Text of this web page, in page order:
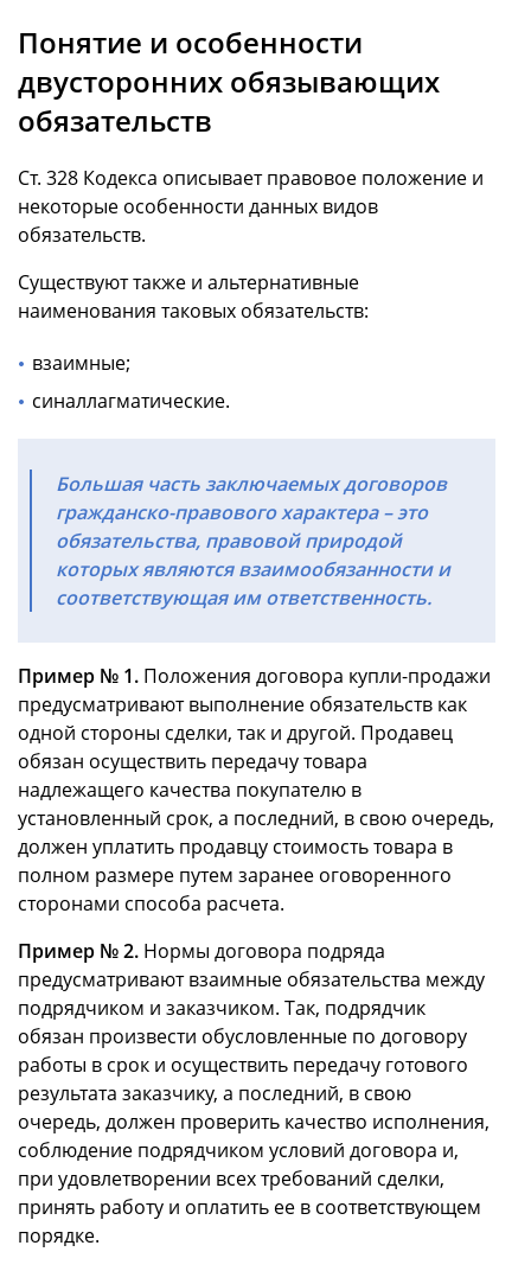
Понятие и особенности
двусторонних обязывающих
обязательств
Ст. 328 Кодекса описывает правовое положение и
некоторые особенности данных видов
обязательств.
Существуют также и альтернативные
наименования таковых обязательств:
взаимные;
синаллагматические.
Большая часть заключаемых договоров
гражданско-правового характера – это
обязательства, правовой природой
которых являются взаимообязанности и
соответствующая им ответственность.
Пример № 1. Положения договора купли-продажи
предусматривают выполнение обязательств как
одной стороны сделки, так и другой. Продавец
обязан осуществить передачу товара
надлежащего качества покупателю в
установленный срок, а последний, в свою очередь,
должен уплатить продавцу стоимость товара в
полном размере путем заранее оговоренного
сторонами способа расчета.
Пример № 2. Нормы договора подряда
предусматривают взаимные обязательства между
подрядчиком и заказчиком. Так, подрядчик
обязан произвести обусловленные по договору
работы в срок и осуществить передачу готового
результата заказчику, а последний, в свою
очередь, должен проверить качество исполнения,
соблюдение подрядчиком условий договора и,
при удовлетворении всех требований сделки,
принять работу и оплатить ее в соответствующем
порядке.